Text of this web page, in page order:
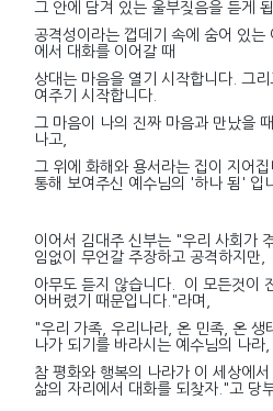
그 안에 담겨 있는 울부짖음을 듣게
공격성이라는 껍데기 속에 숨어 있는
에서 대화를 이어갈 때
상대는 마음을 열기 시작합니다. 그
여주기 시작합니다.
그 마음이 나의 진짜 마음과 만났을
나고,
그 위에 화해와 용서라는 집이 지어
통해 보여주신 예수님의 '하나 됨' 입
이어서 김대주 신부는 "우리 사회가
임없이 무언갈 주장하고 공격하지만,
아무도 듣지 않습니다. 이 모든것이
어버렸기 때문입니다."라며,
"우리 가족, 우리나라, 온 민족, 온 생
나가 되기를 바라시는 예수님의 나라,
참 평화와 행복의 나라가 이 세상에
삶의 자리에서 대화를 되찾자."고 당